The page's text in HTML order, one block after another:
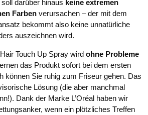
darüber hinaus keine extremen
Farben verursachen – der mit dem
bekommt also keine unnatürliche
auszeichnen wird.
Touch Up Spray wird ohne Probleme
das Produkt sofort bei dem ersten
können Sie ruhig zum Friseur gehen. Das
Lösung (die aber manchmal
Dank der Marke L’Oréal haben wir
wenn ein plötzliches Treffen